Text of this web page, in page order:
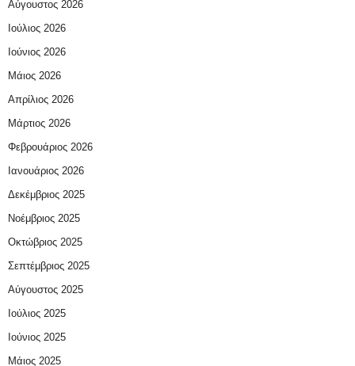
Αύγουστος 2026
Ιούλιος 2026
Ιούνιος 2026
Μάιος 2026
Απρίλιος 2026
Μάρτιος 2026
Φεβρουάριος 2026
Ιανουάριος 2026
Δεκέμβριος 2025
Νοέμβριος 2025
Οκτώβριος 2025
Σεπτέμβριος 2025
Αύγουστος 2025
Ιούλιος 2025
Ιούνιος 2025
Μάιος 2025